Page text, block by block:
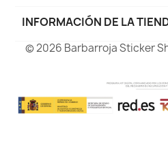
INFORMACIÓN DE LA
© 2026 Barbarroja Sticker